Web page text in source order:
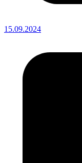
15.09.2024